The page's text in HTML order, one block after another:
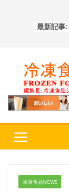
最新記事:
冷凍食品NEWS